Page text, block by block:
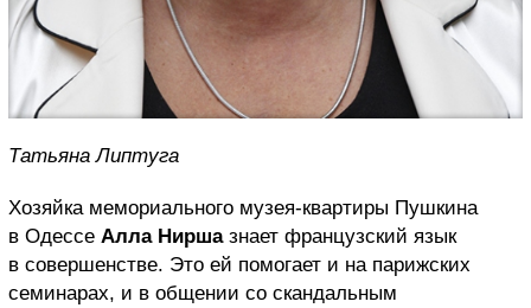
Татьяна Липтуга
Хозяйка мемориального музея-квартиры Пушкина
в Одессе Алла Ниршазнает французский язык
в совершенстве. Это ей помогает и на парижских
семинарах, и в общении со скандальным